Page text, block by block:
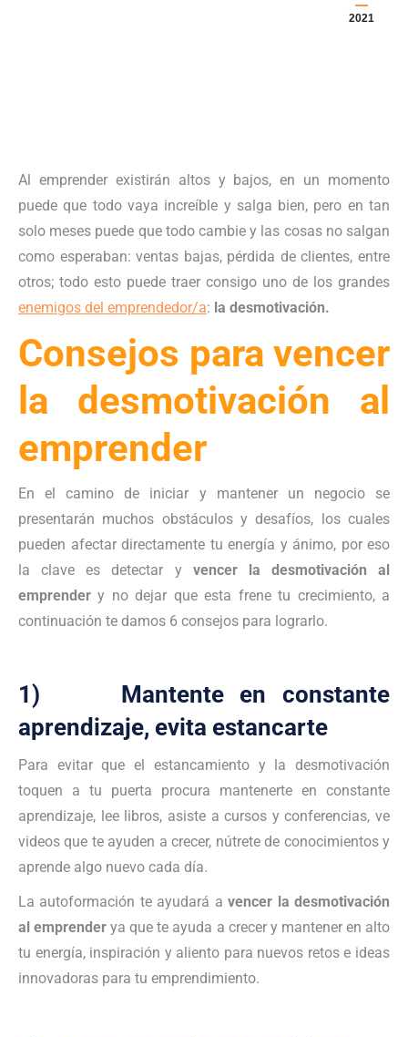
2021
Al emprender existirán altos y bajos, en un momento
puede que todo vaya increíble y salga bien, pero en tan
solo meses puede que todo cambie y las cosas no salgan
como esperaban: ventas bajas, pérdida de clientes, entre
otros; todo esto puede traer consigo uno de los grandes
enemigos del emprendedor/a: la desmotivación.
Consejos para vencer
la desmotivación al
emprender
En el camino de iniciar y mantener un negocio se
presentarán muchos obstáculos y desafíos, los cuales
pueden afectar directamente tu energía y ánimo, por eso
la clave es detectar y vencer la desmotivación al
emprender y no dejar que esta frene tu crecimiento, a
continuación te damos 6 consejos para lograrlo.
1) Mantente en constante
aprendizaje, evita estancarte
Para evitar que el estancamiento y la desmotivación
toquen a tu puerta procura mantenerte en constante
aprendizaje, lee libros, asiste a cursos y conferencias, ve
videos que te ayuden a crecer, nútrete de conocimientos y
aprende algo nuevo cada día.
La autoformación te ayudará avencer la desmotivación
al emprender ya que te ayuda a crecer y mantener en alto
tu energía, inspiración y aliento para nuevos retos e ideas
innovadoras para tu emprendimiento.